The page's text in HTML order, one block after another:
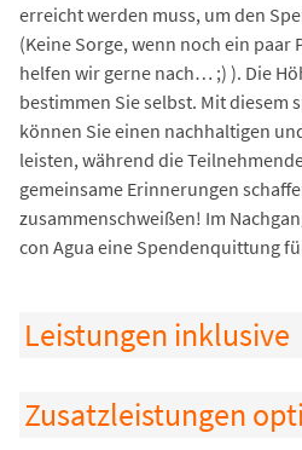
erreicht werden muss, um den
(Keine Sorge, wenn noch ein paar
helfen wir gerne nach… ;) ). Die
bestimmen Sie selbst. Mit diesem
können Sie einen nachhaltigen
leisten, während die
gemeinsame Erinnerungen
zusammenschweißen! Im
con Agua eine Spendenquittung
Leistungen inklusive
Zusatzleistungen